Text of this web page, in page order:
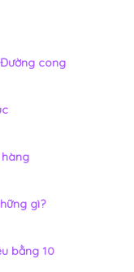
cong
gì?
bằng 10